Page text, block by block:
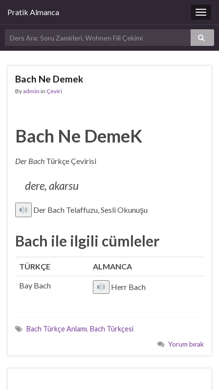
Pratik Almanca
Bach Ne Demek
Byadmin in Çeviri
Bach Ne DemeK
Der Bach Türkçe Çevirisi
dere, akarsu
Der Bach Telaffuzu, Sesli Okunuşu
Bach ile ilgili cümleler
TÜRKÇE ALMANCA
Bay Bach Herr Bach
Bach Türkçe Anlamı, Bach Türkçesi
Yorum bırak